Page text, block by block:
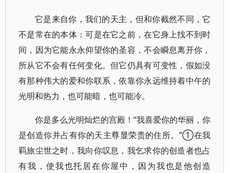
它是来自你，我们的天主，但和你截然不同，它
不是常在的本体：可是在它之前，在它身上找不到时
间，因为它能永永仰望你的圣容，不会瞬息离开你，
所从它不会有任何变化。但它仍具有可变性，假如没
有那种伟大的爱和你联系，依靠你永远维持着中午的
光明和热力，也可能暗，也可能冷。
你是多么光明灿烂的宫殿！“我喜爱你的华丽，你
是创造你并占有你的天主尊显荣贵的住所。”①在我
羁旅尘世之时，我向你叹息，我乞求你的创造者也占
有我，使我也托居在你屋中，因为我也是他创造